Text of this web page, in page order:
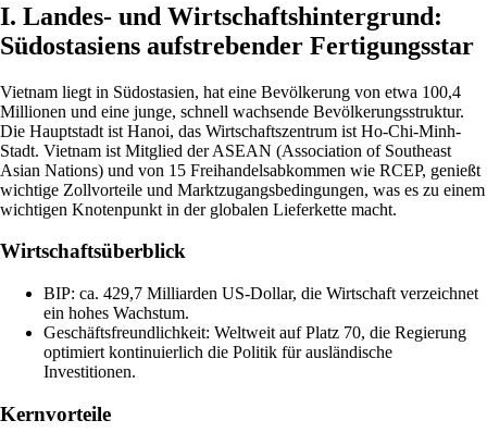
I. Landes- und Wirtschaftshintergrund:
Südostasiens aufstrebender Fertigungsstar
Vietnam liegt in Südostasien, hat eine Bevölkerung von etwa 100,4
Millionen und eine junge, schnell wachsende Bevölkerungsstruktur.
Die Hauptstadt ist Hanoi, das Wirtschaftszentrum ist Ho-Chi-Minh-
Stadt. Vietnam ist Mitglied der ASEAN (Association of Southeast
Asian Nations) und von 15 Freihandelsabkommen wie RCEP, genießt
wichtige Zollvorteile und Marktzugangsbedingungen, was es zu einem
wichtigen Knotenpunkt in der globalen Lieferkette macht.
Wirtschaftsüberblick
BIP: ca. 429,7 Milliarden US-Dollar, die Wirtschaft verzeichnet
ein hohes Wachstum.
Geschäftsfreundlichkeit: Weltweit auf Platz 70, die Regierung
optimiert kontinuierlich die Politik für ausländische
Investitionen.
Kernvorteile